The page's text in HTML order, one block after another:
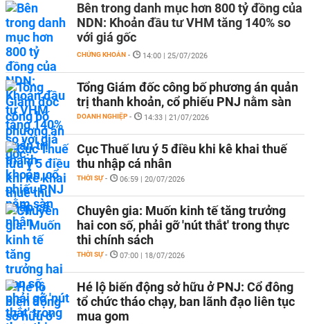
Bên trong danh mục hơn 800 tỷ đồng của
NDN: Khoản đầu tư VHM tăng 140% so
với giá gốc
CHỨNG KHOÁN - 14:00 | 25/07/2026
Tổng Giám đốc công bố phương án quản
trị thanh khoản, cổ phiếu PNJ nằm sàn
DOANH NGHIỆP - 14:33 | 21/07/2026
Cục Thuế lưu ý 5 điều khi kê khai thuế
thu nhập cá nhân
THỜI SỰ - 06:59 | 20/07/2026
Chuyên gia: Muốn kinh tế tăng trưởng
hai con số, phải gỡ 'nút thắt' trong thực
thi chính sách
THỜI SỰ - 07:00 | 18/07/2026
Hé lộ biến động sở hữu ở PNJ: Cổ đông
tổ chức tháo chạy, ban lãnh đạo liên tục
mua gom